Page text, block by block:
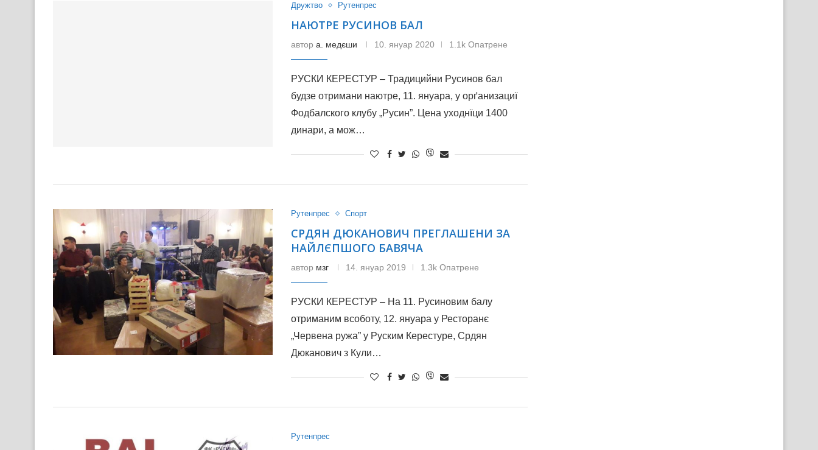
Дружтво Рутенпрес
НАЮТРЕ РУСИНОВ БАЛ
автор а. медєши 10. януар 2020 1.1k Опатрене
РУСКИ КЕРЕСТУР – Традицийни Русинов бал
будзе отримани наютре, 11. януара, у орґанизациї
Фодбалского клубу „Русин”. Цена уходнїци 1400
динари, а мож…
Рутенпрес Спорт
СРДЯН ДЮКАНОВИЧ ПРЕГЛАШЕНИ ЗА
НАЙЛЄПШОГО БАВЯЧА
автор мзг 14. януар 2019 1.3k Опатрене
РУСКИ КЕРЕСТУР – На 11. Русиновим балу
отриманим всоботу, 12. януара у Ресторанє
„Червена ружа” у Руским Керестуре, Срдян
Дюканович з Кули…
Рутенпрес